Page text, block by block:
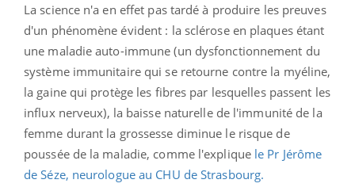
La science n'a en effet pas tardé à produire les preuves
d'un phénomène évident : la sclérose en plaques étant
une maladie auto-immune (un dysfonctionnement du
système immunitaire qui se retourne contre la myéline,
la gaine qui protège les fibres par lesquelles passent les
influx nerveux), la baisse naturelle de l'immunité de la
femme durant la grossesse diminue le risque de
poussée de la maladie, comme l'explique le Pr Jérôme
de Séze, neurologue au CHU de Strasbourg.